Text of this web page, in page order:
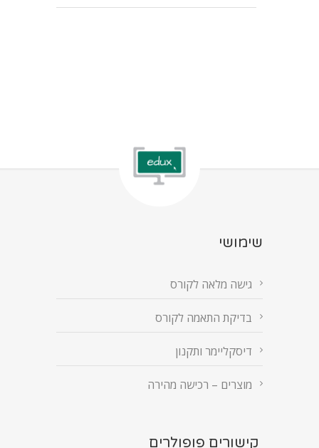
שימושי
גישה מלאה לקורס
בדיקת התאמה לקורס
דיסקליימר ותקנון
מוצרים – רכישה מהירה
קישורים פופולרים